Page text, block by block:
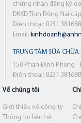
chứng nhận đăng ký
ĐKKD Tỉnh Đồng Nai
Điện thoại: 0251
Email:
TRUNG TÂM SỬA
158 Phan Đình Phùng -
Điện thoại:
Về chúng tôi
Giới thiệu về công ty
Thông tin liên hệ